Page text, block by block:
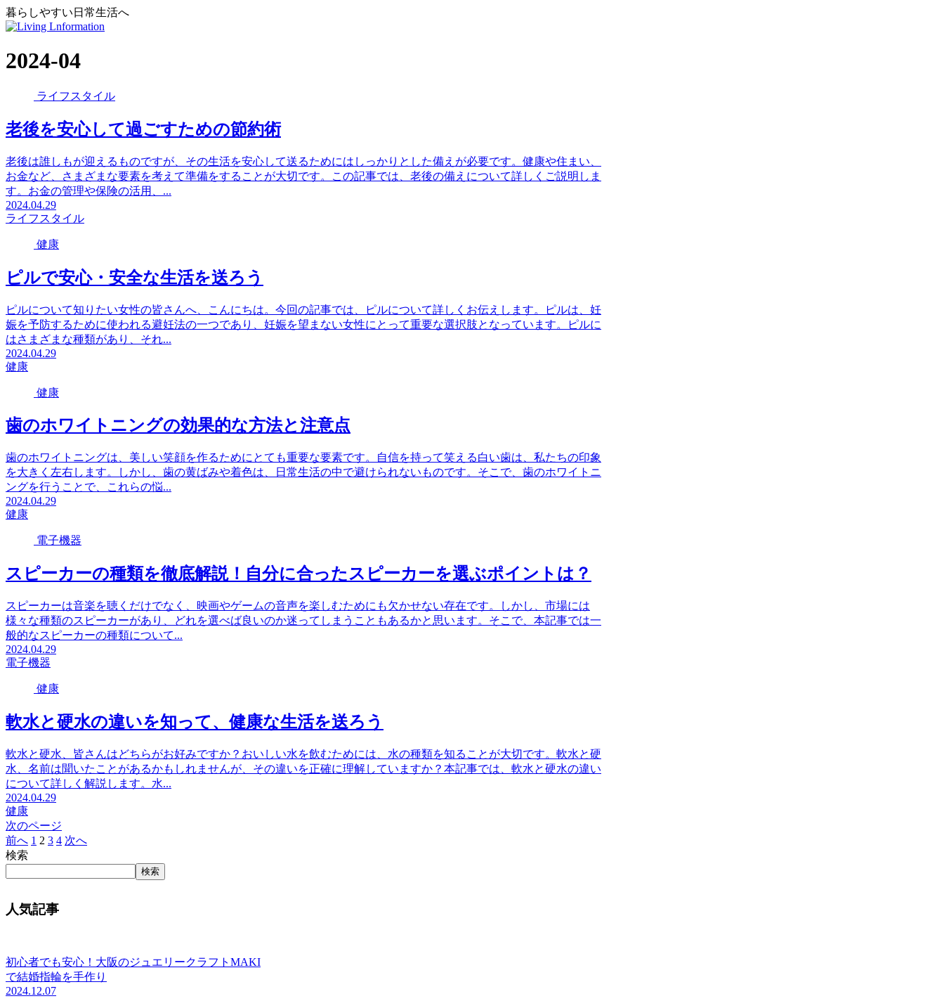
暮らしやすい日常生活へ
2024-04
ライフスタイル
老後を安心して過ごすための節約術
老後は誰しもが迎えるものですが、その生活を安心して送るためにはしっかりとした備えが必要です。健康や住まい、
お金など、さまざまな要素を考えて準備をすることが大切です。この記事では、老後の備えについて詳しくご説明しま
す。お金の管理や保険の活用、...
2024.04.29
ライフスタイル
健康
ピルで安心・安全な生活を送ろう
ピルについて知りたい女性の皆さんへ、こんにちは。今回の記事では、ピルについて詳しくお伝えします。ピルは、妊
娠を予防するために使われる避妊法の一つであり、妊娠を望まない女性にとって重要な選択肢となっています。ピルに
はさまざまな種類があり、それ...
2024.04.29
健康
健康
歯のホワイトニングの効果的な方法と注意点
歯のホワイトニングは、美しい笑顔を作るためにとても重要な要素です。自信を持って笑える白い歯は、私たちの印象
を大きく左右します。しかし、歯の黄ばみや着色は、日常生活の中で避けられないものです。そこで、歯のホワイトニ
ングを行うことで、これらの悩...
2024.04.29
健康
電子機器
スピーカーの種類を徹底解説！自分に合ったスピーカーを選ぶポイントは？
スピーカーは音楽を聴くだけでなく、映画やゲームの音声を楽しむためにも欠かせない存在です。しかし、市場には
様々な種類のスピーカーがあり、どれを選べば良いのか迷ってしまうこともあるかと思います。そこで、本記事では一
般的なスピーカーの種類について...
2024.04.29
電子機器
健康
軟水と硬水の違いを知って、健康な生活を送ろう
軟水と硬水、皆さんはどちらがお好みですか？おいしい水を飲むためには、水の種類を知ることが大切です。軟水と硬
水、名前は聞いたことがあるかもしれませんが、その違いを正確に理解していますか？本記事では、軟水と硬水の違い
について詳しく解説します。水...
2024.04.29
健康
次のページ
前へ 1 2 3 4 次へ
検索
検索
人気記事
初心者でも安心！大阪のジュエリークラフトMAKI
で結婚指輪を手作り
2024.12.07